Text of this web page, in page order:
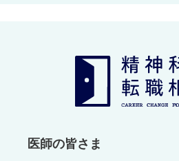
医師の皆さま